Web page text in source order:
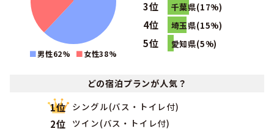
た！
2021年09月
関東・甲信越で男性の高校生に人気のランキングで
1位
2020年12月
関東・甲信越で女性の社会人に人気のランキングで
ました！
男性62% 女性38%
3位 千葉県(17%)
4位 埼玉県(15%)
5位 愛知県(5%)
どの宿泊プランが人気？
1位 シングル(バス・トイレ付)
2位 ツイン(バス・トイレ付)